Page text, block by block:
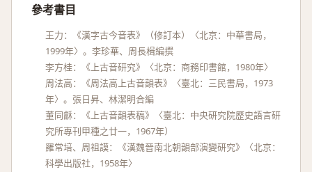
參考書目
王力：《漢字古今音表》（修訂本）〈北京：中華書局，
1999年〉。李珍華、周長楫編撰
李方桂：《上古音研究》〈北京：商務印書館，1980年〉
周法高：《周法高上古音韻表》〈臺北：三民書局，1973
年〉。張日昇、林潔明合編
董同龢：《上古音韻表稿》〈臺北：中央研究院歷史語言研
究所專刊甲種之廿一，1967年）
羅常培、周祖謨：《漢魏晉南北朝韻部演變研究》〈北京：
科學出版社，1958年〉